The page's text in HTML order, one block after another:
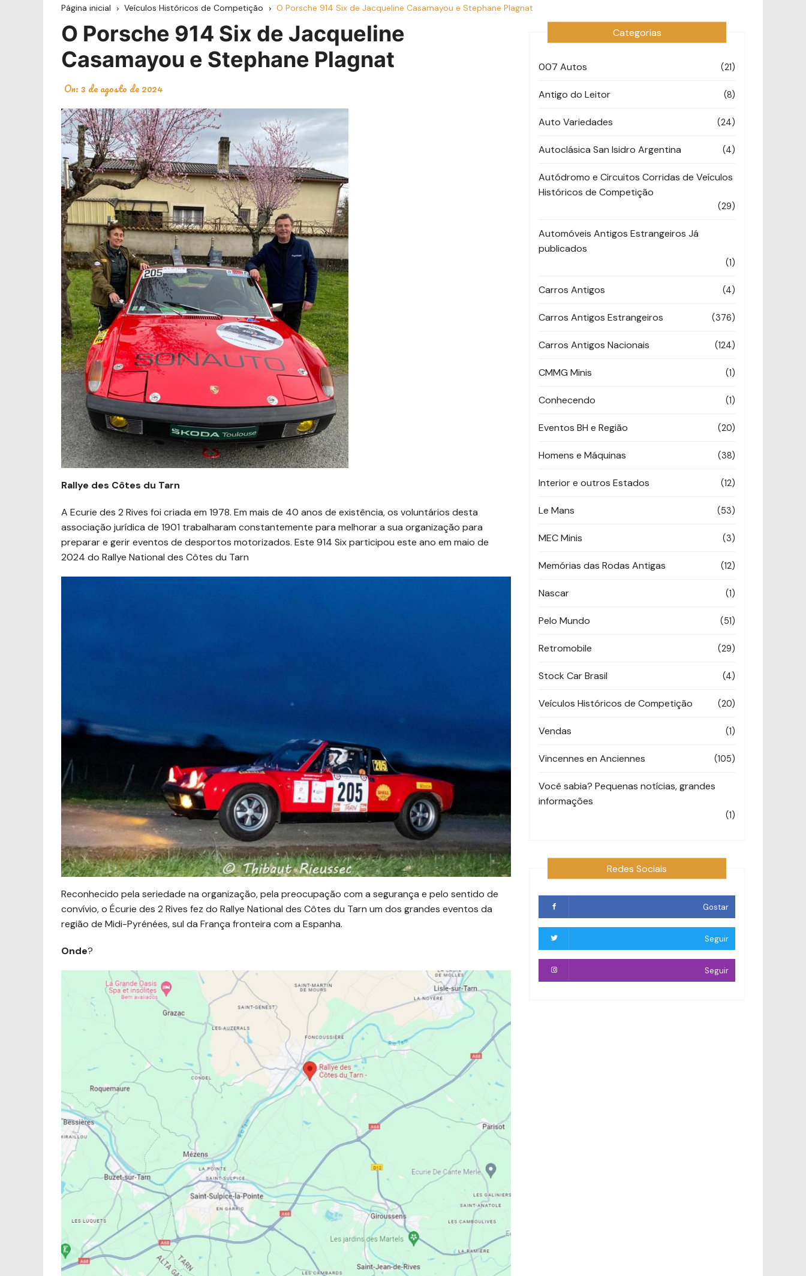
Página inicial Veículos Históricos de Competição O Porsche 914 Six de Jacqueline Casamayou e Stephane Plagnat
O Porsche 914 Six de Jacqueline
Casamayou e Stephane Plagnat
On:3 de agosto de 2024
Rallye des Côtes du Tarn
A Ecurie des 2 Rives foi criada em 1978. Em mais de 40 anos de existência, os voluntários desta
associação jurídica de 1901 trabalharam constantemente para melhorar a sua organização para
preparar e gerir eventos de desportos motorizados. Este 914 Six participou este ano em maio de
2024 do Rallye National des Côtes du Tarn
Reconhecido pela seriedade na organização, pela preocupação com a segurança e pelo sentido de
convívio, o Écurie des 2 Rives fez do Rallye National des Côtes du Tarn um dos grandes eventos da
região de Midi-Pyrénées, sul da França fronteira com a Espanha.
Onde?
Categorias
007 Autos (21)
Antigo do Leitor (8)
Auto Variedades (24)
Autoclásica San Isidro Argentina (4)
Autódromo e Circuitos Corridas de Veículos
Históricos de Competição
(29)
Automóveis Antigos Estrangeiros Já
publicados
(1)
Carros Antigos (4)
Carros Antigos Estrangeiros (376)
Carros Antigos Nacionais (124)
CMMG Minis (1)
Conhecendo (1)
Eventos BH e Região (20)
Homens e Máquinas (38)
Interior e outros Estados (12)
Le Mans (53)
MEC Minis (3)
Memórias das Rodas Antigas (12)
Nascar (1)
Pelo Mundo (51)
Retromobile (29)
Stock Car Brasil (4)
Veículos Históricos de Competição (20)
Vendas (1)
Vincennes en Anciennes (105)
Você sabia? Pequenas notícias, grandes
informações
(1)
Redes Sociais
Gostar
Seguir
Seguir